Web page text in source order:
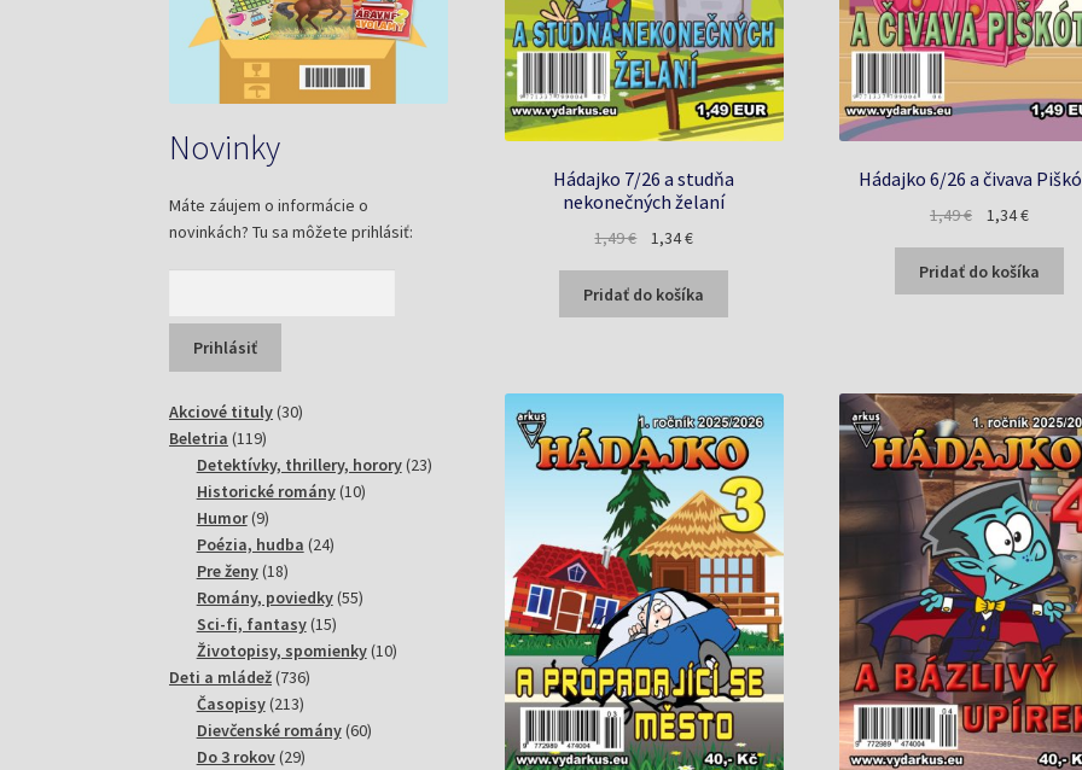
Hádajko 7/26 a studňa
nekonečných želaní
1,49€
Pôvodná
bola:
1,49 €.
1,34€Aktuálna
je:
1,34 €.
Pridať do košíka
Hádajko 6/26 a čivava
1,49€
Pôvodná
bola:
1,49 €.
1,34€Aktuálna
je:
1,34 €.
Pridať do košíka
Novinky
Máte záujem o informácie o
novinkách? Tu sa môžete prihlásiť:
Akciové tituly 3030
Beletria 119119
produktov
Detektívky, thrillery, horory 2323
Historické romány 1010
Humor 99
produktov
Poézia, hudba 2424
Pre ženy 1818
produktov
Romány, poviedky 5555
Sci-fi, fantasy 1515
produktov
Životopisy, spomienky 1010
Deti a mládež 736736
Časopisy 213213
produktov
Dievčenské romány 6060
Do 3 rokov 2929